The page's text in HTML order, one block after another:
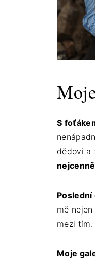
S
dědovi a
mě
mezi tím.
Moje